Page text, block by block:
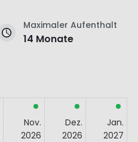
Maximaler Aufenthalt
14 Monate
Nov.
2026
Dez.
2026
Jan.
2027